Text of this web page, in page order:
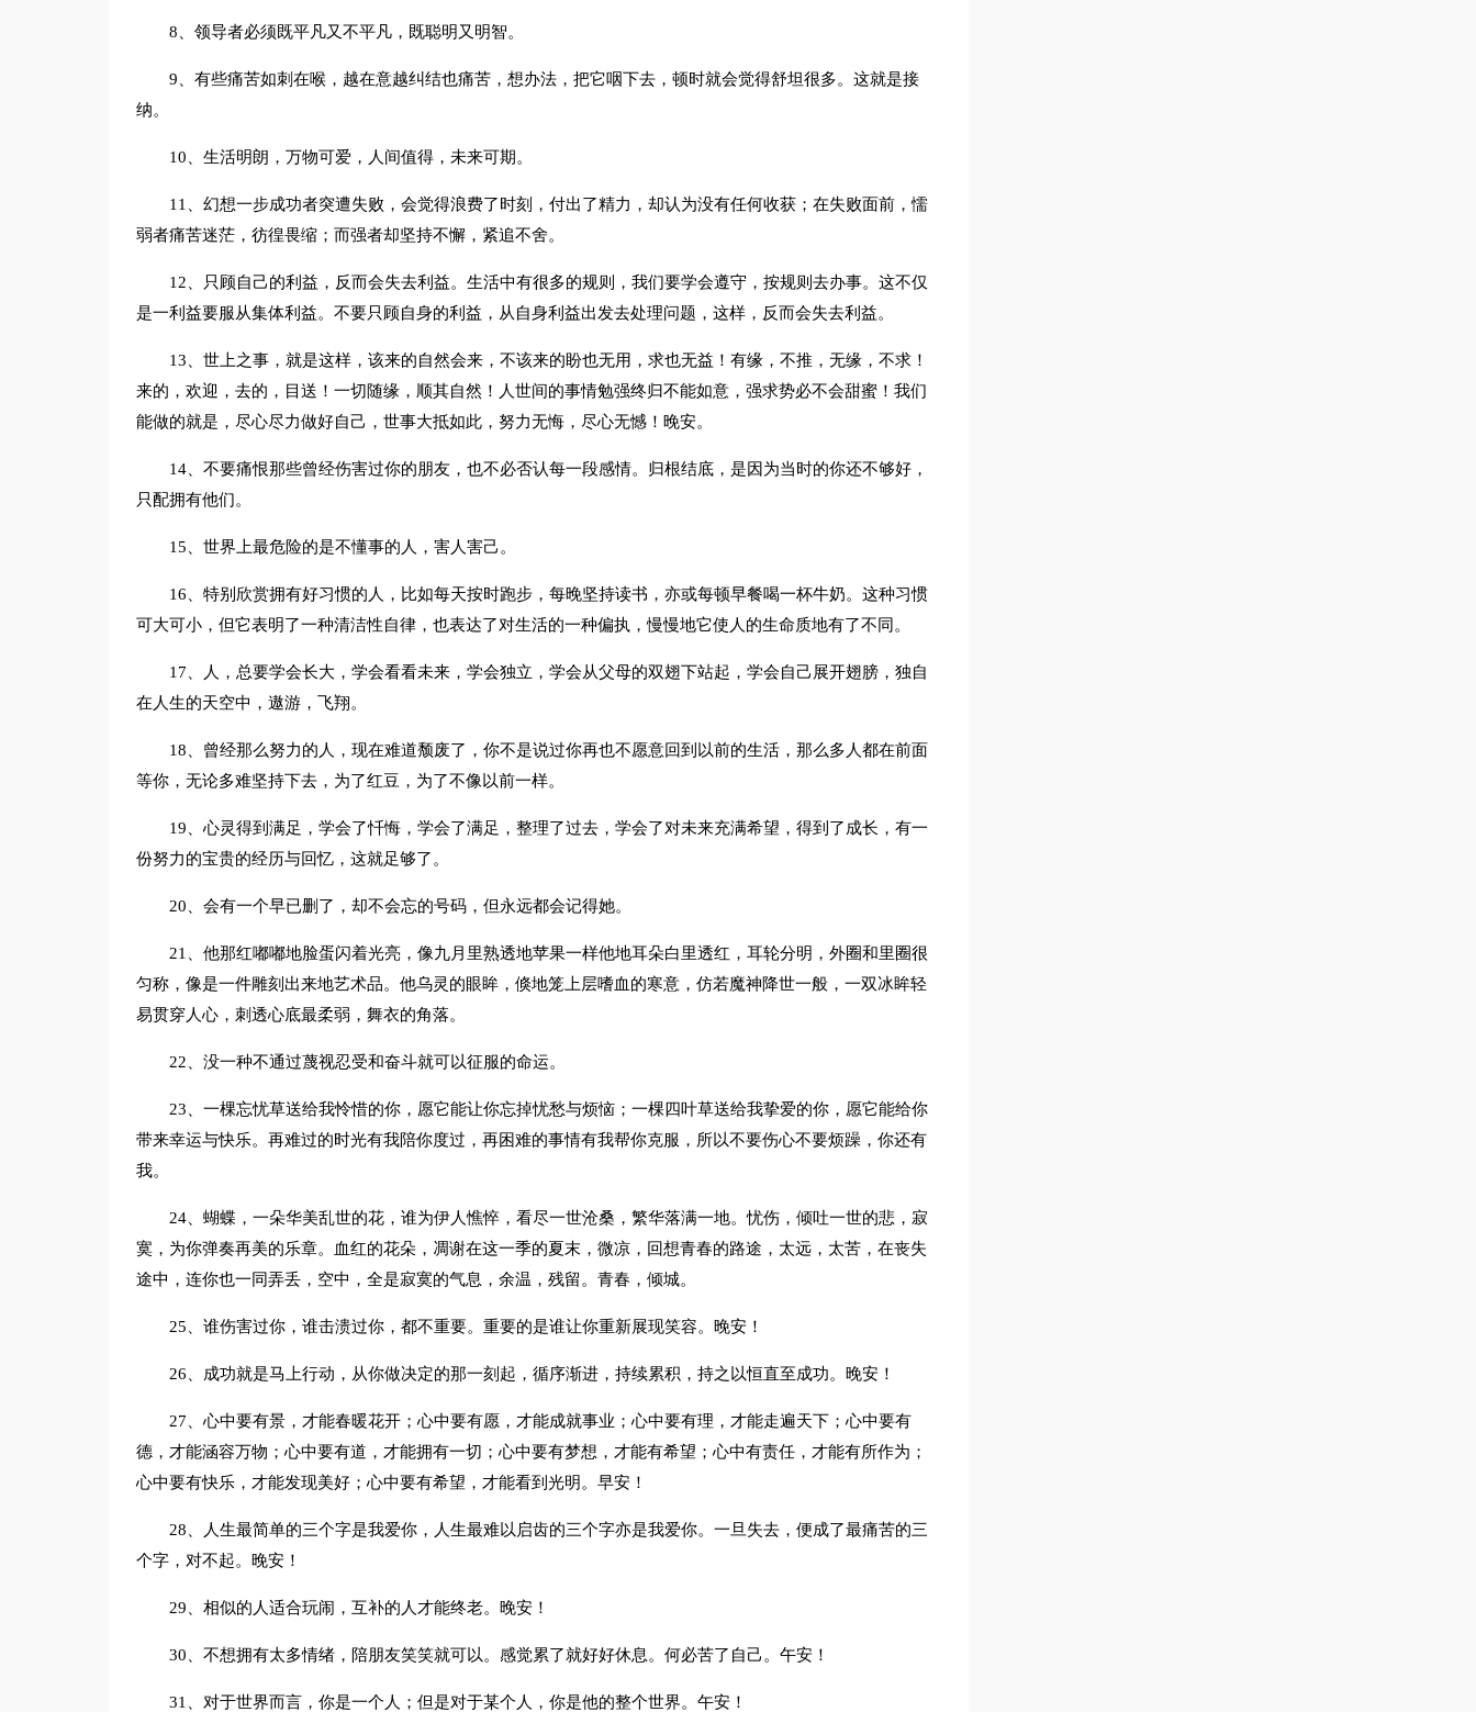
8、领导者必须既平凡又不平凡，既聪明又明智。
9、有些痛苦如刺在喉，越在意越纠结也痛苦，想办法，把它咽下去，顿时就会觉得舒坦很多。这就是接
纳。
10、生活明朗，万物可爱，人间值得，未来可期。
11、幻想一步成功者突遭失败，会觉得浪费了时刻，付出了精力，却认为没有任何收获；在失败面前，懦
弱者痛苦迷茫，彷徨畏缩；而强者却坚持不懈，紧追不舍。
12、只顾自己的利益，反而会失去利益。生活中有很多的规则，我们要学会遵守，按规则去办事。这不仅
是一利益要服从集体利益。不要只顾自身的利益，从自身利益出发去处理问题，这样，反而会失去利益。
13、世上之事，就是这样，该来的自然会来，不该来的盼也无用，求也无益！有缘，不推，无缘，不求！
来的，欢迎，去的，目送！一切随缘，顺其自然！人世间的事情勉强终归不能如意，强求势必不会甜蜜！我们
能做的就是，尽心尽力做好自己，世事大抵如此，努力无悔，尽心无憾！晚安。
14、不要痛恨那些曾经伤害过你的朋友，也不必否认每一段感情。归根结底，是因为当时的你还不够好，
只配拥有他们。
15、世界上最危险的是不懂事的人，害人害己。
16、特别欣赏拥有好习惯的人，比如每天按时跑步，每晚坚持读书，亦或每顿早餐喝一杯牛奶。这种习惯
可大可小，但它表明了一种清洁性自律，也表达了对生活的一种偏执，慢慢地它使人的生命质地有了不同。
17、人，总要学会长大，学会看看未来，学会独立，学会从父母的双翅下站起，学会自己展开翅膀，独自
在人生的天空中，遨游，飞翔。
18、曾经那么努力的人，现在难道颓废了，你不是说过你再也不愿意回到以前的生活，那么多人都在前面
等你，无论多难坚持下去，为了红豆，为了不像以前一样。
19、心灵得到满足，学会了忏悔，学会了满足，整理了过去，学会了对未来充满希望，得到了成长，有一
份努力的宝贵的经历与回忆，这就足够了。
20、会有一个早已删了，却不会忘的号码，但永远都会记得她。
21、他那红嘟嘟地脸蛋闪着光亮，像九月里熟透地苹果一样他地耳朵白里透红，耳轮分明，外圈和里圈很
匀称，像是一件雕刻出来地艺术品。他乌灵的眼眸，倏地笼上层嗜血的寒意，仿若魔神降世一般，一双冰眸轻
易贯穿人心，刺透心底最柔弱，舞衣的角落。
22、没一种不通过蔑视忍受和奋斗就可以征服的命运。
23、一棵忘忧草送给我怜惜的你，愿它能让你忘掉忧愁与烦恼；一棵四叶草送给我挚爱的你，愿它能给你
带来幸运与快乐。再难过的时光有我陪你度过，再困难的事情有我帮你克服，所以不要伤心不要烦躁，你还有
我。
24、蝴蝶，一朵华美乱世的花，谁为伊人憔悴，看尽一世沧桑，繁华落满一地。忧伤，倾吐一世的悲，寂
寞，为你弹奏再美的乐章。血红的花朵，凋谢在这一季的夏末，微凉，回想青春的路途，太远，太苦，在丧失
途中，连你也一同弄丢，空中，全是寂寞的气息，余温，残留。青春，倾城。
25、谁伤害过你，谁击溃过你，都不重要。重要的是谁让你重新展现笑容。晚安！
26、成功就是马上行动，从你做决定的那一刻起，循序渐进，持续累积，持之以恒直至成功。晚安！
27、心中要有景，才能春暖花开；心中要有愿，才能成就事业；心中要有理，才能走遍天下；心中要有
德，才能涵容万物；心中要有道，才能拥有一切；心中要有梦想，才能有希望；心中有责任，才能有所作为；
心中要有快乐，才能发现美好；心中要有希望，才能看到光明。早安！
28、人生最简单的三个字是我爱你，人生最难以启齿的三个字亦是我爱你。一旦失去，便成了最痛苦的三
个字，对不起。晚安！
29、相似的人适合玩闹，互补的人才能终老。晚安！
30、不想拥有太多情绪，陪朋友笑笑就可以。感觉累了就好好休息。何必苦了自己。午安！
31、对于世界而言，你是一个人；但是对于某个人，你是他的整个世界。午安！